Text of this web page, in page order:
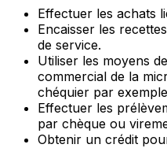
Effectuer les achats
Encaisser les
de service.
Utiliser les moyens
commercial de la
chéquier par
Effectuer les
par chèque ou
Obtenir un crédit